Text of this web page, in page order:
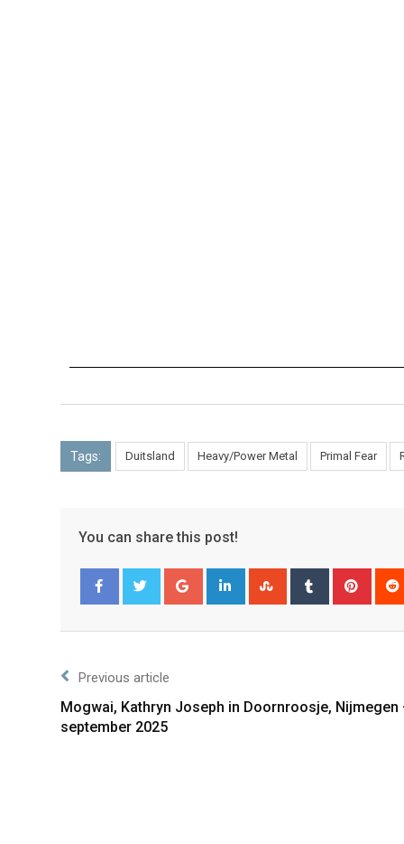
Tags: Duitsland Heavy/Power Metal Primal Fear
You can share this post!
Previous article
Mogwai, Kathryn Joseph in Doornroosje, Nijmegen
september 2025